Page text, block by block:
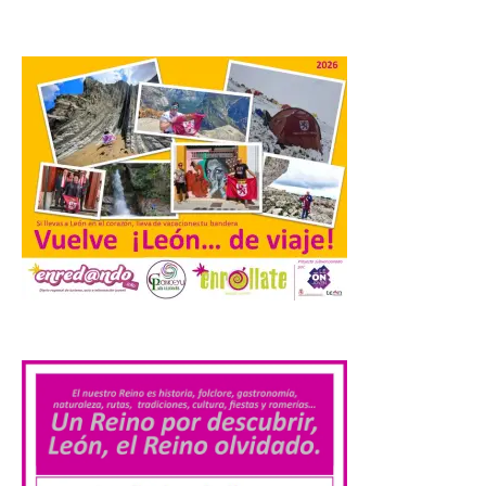
uno de los cielos
estrellados con menor
contaminación lumínica
de Europa, un recurso
natural que permite disfrutar de
actividades de astroturismo durante todo
el año. La Dirección General de Turismo
ha puesto en marcha diversas iniciativas
relacionadas […]
Cabárceno prepara tres
eclipse solar del 12 de
agosto
8 Ago 2026